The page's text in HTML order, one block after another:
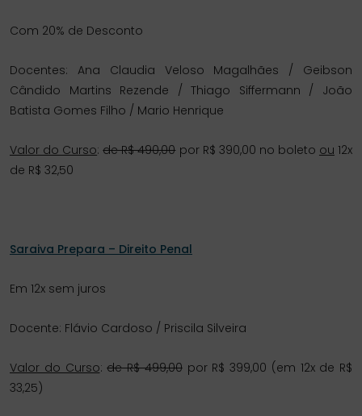
Com 20% de Desconto
Docentes: Ana Claudia Veloso Magalhães / Geibson
Cândido Martins Rezende / Thiago Siffermann / João
Batista Gomes Filho / Mario Henrique
Valor do Curso:de R$ 490,00por R$ 390,00 no boleto ou 12x
de R$ 32,50
Saraiva Prepara – Direito Penal
Em 12x sem juros
Docente: Flávio Cardoso / Priscila Silveira
Valor do Curso:de R$ 499,00por R$ 399,00 (em 12x de R$
33,25)